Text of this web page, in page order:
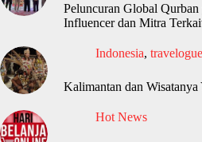
Peluncuran Global
Influencer dan Mitra
Indonesia, travelogue
Kalimantan dan
Hot News